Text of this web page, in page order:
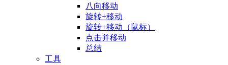
八向移动
旋转+移动
旋转+移动（鼠标）
点击并移动
总结
工具